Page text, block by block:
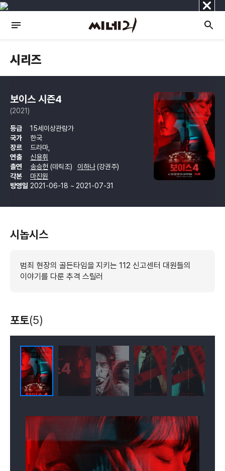
닫
기
시리즈
보이스 시즌4
(2021)
등급
15세이상관람가
국가
한국
장르
드라마,
연출
신용휘
출연
송승헌 (데릭조) 이하나(강권주)
각본
마진원
방영일 2021-06-18 ~ 2021-07-31
시놉시스
범죄 현장의 골든타임을 지키는 112 신고센터 대원들의
이야기를 다룬 추격 스릴러
포토(5)